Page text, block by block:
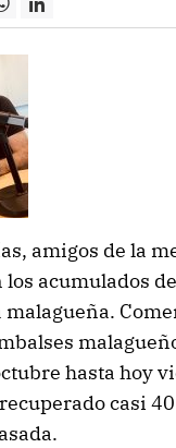
amigos de la
acumulados
hasta hoy
casi